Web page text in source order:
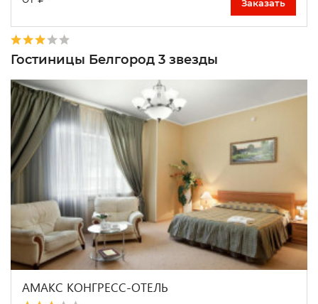
Заказать
Гостиницы Белгород 3 звезды
АМАКС КОНГРЕСС-ОТЕЛЬ